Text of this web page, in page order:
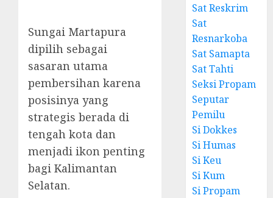
Sungai Martapura
dipilih sebagai
sasaran utama
pembersihan karena
posisinya yang
strategis berada di
tengah kota dan
menjadi ikon penting
bagi Kalimantan
Selatan.
Sat Reskrim
Sat
Resnarkoba
Sat Samapta
Sat Tahti
Seksi Propam
Seputar
Pemilu
Si Dokkes
Si Humas
Si Keu
Si Kum
Si Propam